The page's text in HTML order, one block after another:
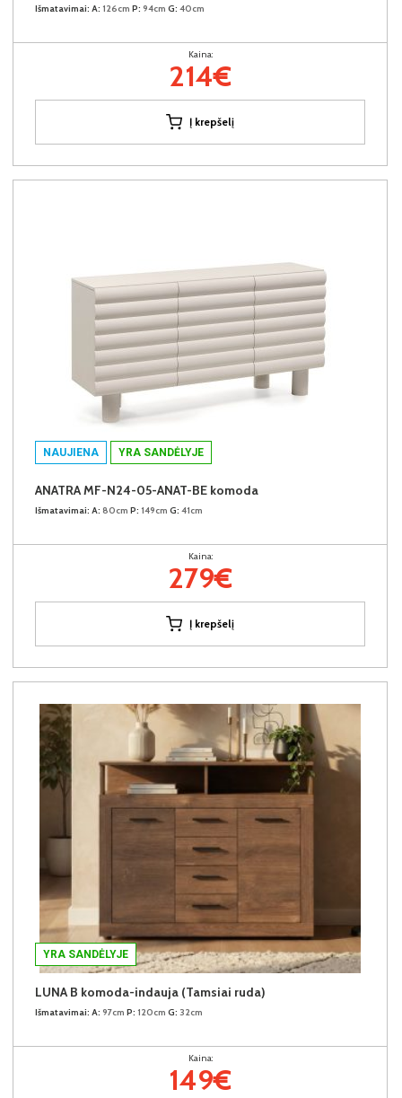
Išmatavimai: A: 126cm P: 94cm G: 40cm
Kaina:
214€
Į krepšelį
NAUJIENA YRA SANDĖLYJE
ANATRA MF-N24-05-ANAT-BE komoda
Išmatavimai: A: 80cm P: 149cm G: 41cm
Kaina:
279€
Į krepšelį
YRA SANDĖLYJE
LUNA B komoda-indauja (Tamsiai ruda)
Išmatavimai: A: 97cm P: 120cm G: 32cm
Kaina:
149€